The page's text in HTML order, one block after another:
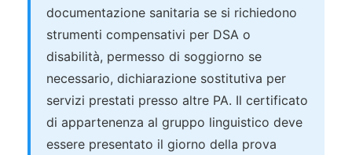
documentazione sanitaria se si richiedono
strumenti compensativi per DSA o
disabilità, permesso di soggiorno se
necessario, dichiarazione sostitutiva per
servizi prestati presso altre PA. Il certificato
di appartenenza al gruppo linguistico deve
essere presentato il giorno della prova